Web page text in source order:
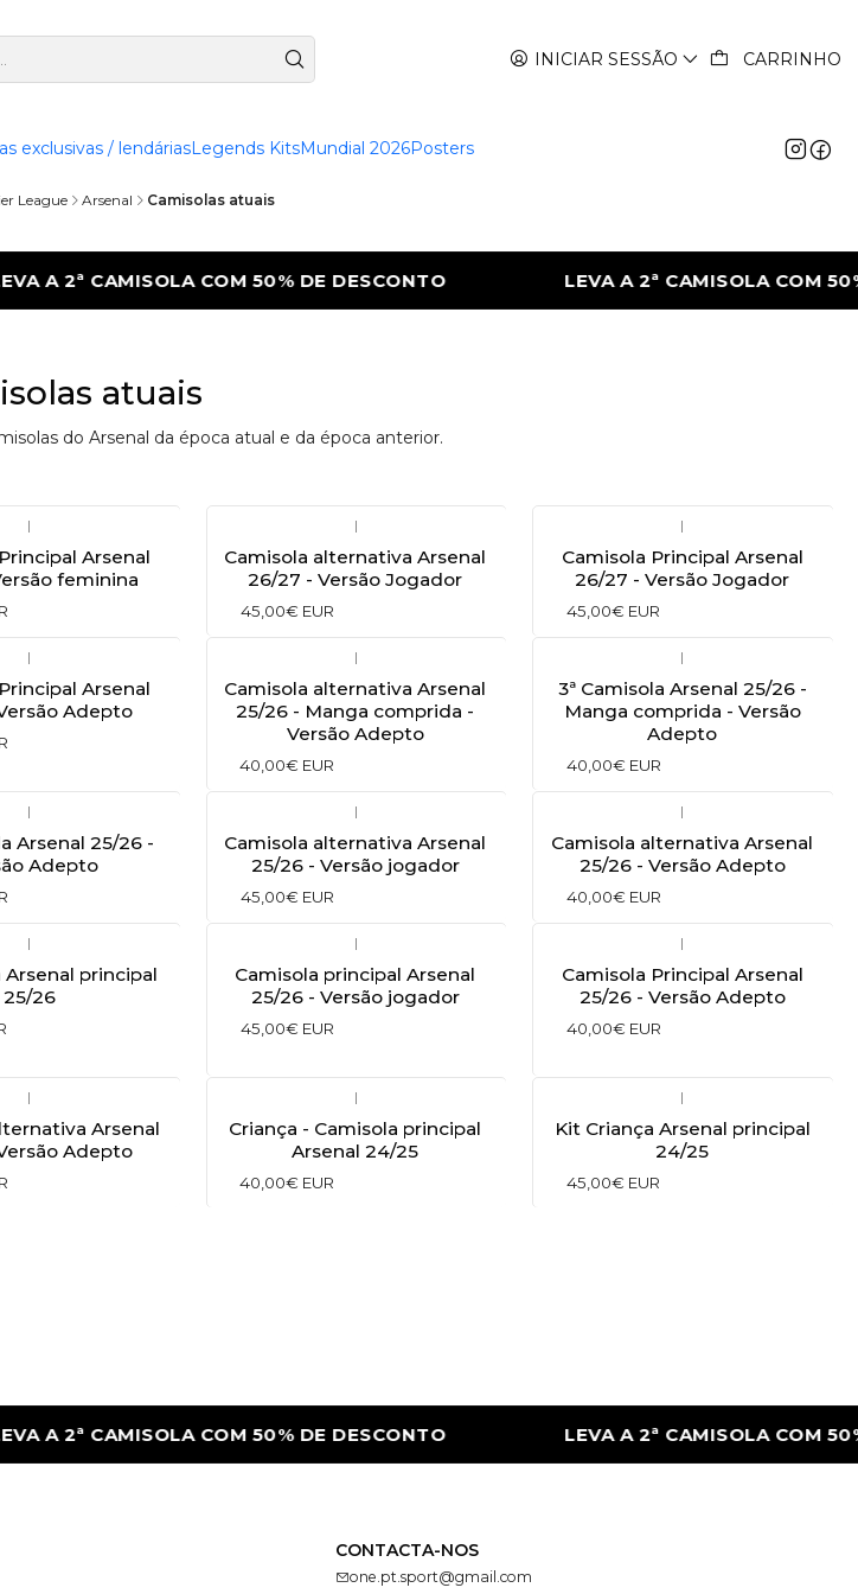
INICIAR SESSÃO CARRINHO
exclusivas / lendáriasLegends KitsMundial 2026Posters
League Arsenal Camisolas atuais
2ª CAMISOLA COM 50% DE DESCONTO LEVA A 2ª CAMISOLA COM 50%
atuais
do Arsenal da época atual e da época anterior.
|
Arsenal
feminina
|
Camisola alternativa Arsenal
26/27 - Versão Jogador
45,00€ EUR
|
Camisola Principal Arsenal
26/27 - Versão Jogador
45,00€ EUR
|
Arsenal
Adepto
|
Camisola alternativa Arsenal
25/26 - Manga comprida -
Versão Adepto
40,00€ EUR
|
3ª Camisola Arsenal 25/26 -
Manga comprida - Versão
Adepto
40,00€ EUR
Arsenal 25/26 -
Adepto
Camisola alternativa Arsenal
25/26 - Versão jogador
45,00€ EUR
Camisola alternativa Arsenal
25/26 - Versão Adepto
40,00€ EUR
Arsenal principal
25/26
Camisola principal Arsenal
25/26 - Versão jogador
45,00€ EUR
Camisola Principal Arsenal
25/26 - Versão Adepto
40,00€ EUR
Arsenal
Adepto
Criança - Camisola principal
Arsenal 24/25
40,00€ EUR
Kit Criança Arsenal principal
24/25
45,00€ EUR
2ª CAMISOLA COM 50% DE DESCONTO LEVA A 2ª CAMISOLA COM 50%
CONTACTA-NOS
one.pt.sport@gmail.com